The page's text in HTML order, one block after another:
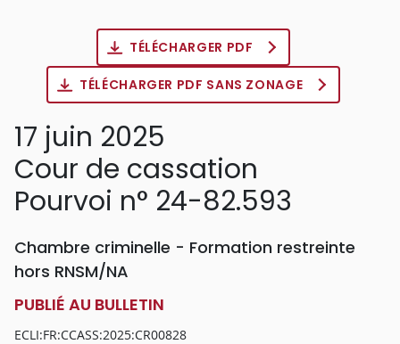
TÉLÉCHARGER PDF
TÉLÉCHARGER PDF SANS ZONAGE
17 juin 2025
Cour de cassation
Pourvoi n° 24-82.593
Chambre criminelle - Formation restreinte
hors RNSM/NA
PUBLIÉ AU BULLETIN
ECLI:FR:CCASS:2025:CR00828